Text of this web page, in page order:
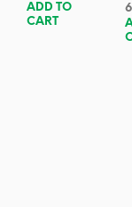
ADD TO
CART